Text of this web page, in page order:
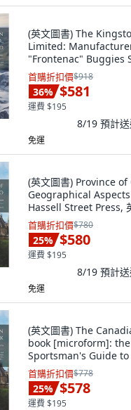
(英文圖書) The
Limited:
"Frontenac" Buggies
Wagons and Ph... 精裝
Street Press, 英文
首購折扣價$918
36% $581
運費 $195
8/19 預計
免運
(英文圖書) Province
Geographical
Hassell Street Press,
首購折扣價$780
25% $580
運費 $195
8/19 預計
免運
(英文圖書) The
book [microform]:
Sportsman's Guide to
Canada an... 精裝版,
Press, 英文
首購折扣價$778
25% $578
運費 $195